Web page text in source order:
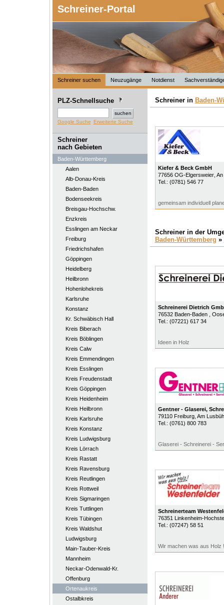
Schreiner-Portal
Schreiner suchen Neuzugänge Notdienst
PLZ-Schnellsuche
Google Suche Erweiterte Suche
Schreiner
nach Gebieten
Baden-Württemberg
Aalen
Alb-Donau-Kreis
Baden-Baden
Bodenseekreis
Breisgau-Hochschw.
Enzkreis
Esslingen am Neckar
Freiburg
Friedrichshafen
Göppingen
Heidelberg
Heilbronn
Hohenlohekreis
Karlsruhe
Konstanz
Kr. Schwäbisch Hall
Kreis Biberach
Kreis Böblingen
Kreis Calw
Kreis Emmendingen
Kreis Esslingen
Kreis Freudenstadt
Kreis Göppingen
Kreis Heidenheim
Kreis Heilbronn
Kreis Karlsruhe
Kreis Konstanz
Kreis Ludwigsburg
Kreis Lörrach
Kreis Rastatt
Kreis Ravensburg
Kreis Reutlingen
Kreis Rottweil
Kreis Sigmaringen
Kreis Tuttlingen
Kreis Tübingen
Kreis Waldshut
Ludwigsburg
Main-Tauber-Kreis
Mannheim
Neckar-Odenwald-Kr.
Offenburg
Ortenaukreis
Ostalbkreis
Schreiner in Baden-
Kiefer & Beck GmbH
77656 OG-Elgersweier,
Tel.: (0781) 546 77
gemeinsam individuell
Schreiner in der
Baden-Württemberg »
Schreinerei Dietrich
76532 Baden-Baden
,
Tel.: (07221) 617 34
Ideen in Holz
Gentner - Glaserei,
79110 Freiburg, Am
Tel.: (0761) 800 783
Glaserei - Schreinerei -
Schreinerteam
76351 Linkenheim-
Tel.: (07247) 58 51
Wir machen was aus Holz !